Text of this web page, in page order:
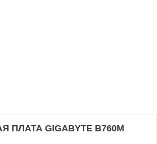
ПЛАТА GIGABYTE B760M